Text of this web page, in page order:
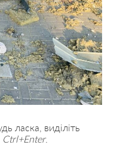
ласка, виділіть
Ctrl+Enter.